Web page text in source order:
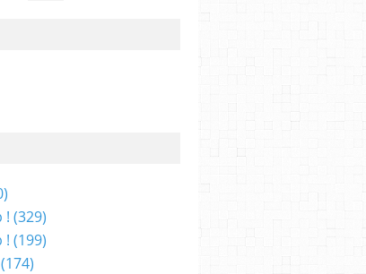
! (329)
! (199)
(174)